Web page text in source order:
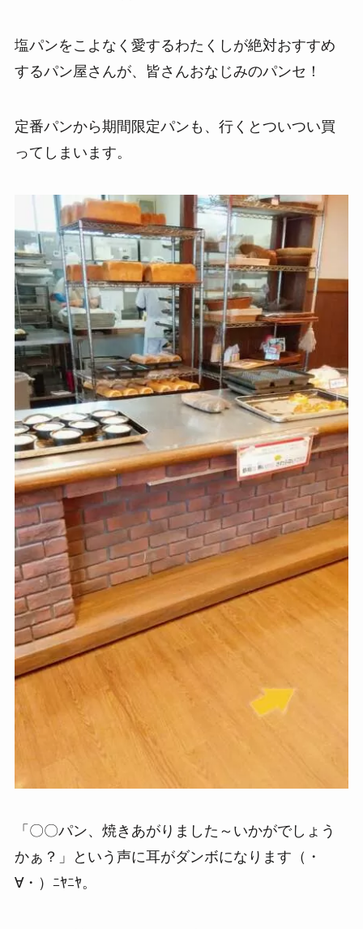
塩パンをこよなく愛するわたくしが絶対おすすめ
するパン屋さんが、皆さんおなじみのパンセ！
定番パンから期間限定パンも、行くとついつい買
ってしまいます。
「〇〇パン、焼きあがりました～いかがでしょう
かぁ？」という声に耳がダンボになります（・
∀・）ﾆﾔﾆﾔ。